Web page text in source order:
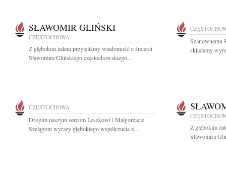
SŁAWOMIR GLIŃSKI
CZĘSTOCHOWA
Z głębokim żalem przyjęliśmy wiadomość o śmierci
Sławomira Glińskiego częstochowskiego...
Szanownemu
składamy
CZĘSTOCHOWA
Drogim naszym sercom Leszkowi i Małgorzacie
Szelągom wyrazy głębokiego współczucia z...
Z głębokim
Sławomira